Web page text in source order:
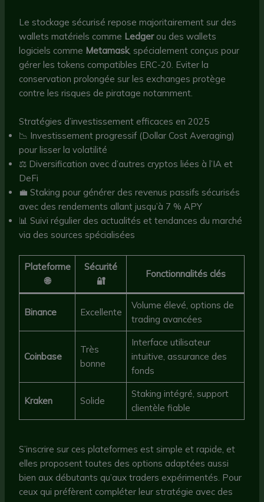
Le stockage sécurisé repose majoritairement sur des
wallets matériels comme Ledgerou des wallets
logiciels comme Metamask, spécialement conçus pour
gérer les tokens compatibles ERC-20. Eviter la
conservation prolongée sur les exchanges protège
contre les risques de piratage notamment.
Stratégies d’investissement efficaces en 2025
📉 Investissement progressif (Dollar Cost Averaging)
pour lisser la volatilité
⚖️ Diversification avec d’autres cryptos liées à l’IA et
DeFi
💼 Staking pour générer des revenus passifs sécurisés
avec des rendements allant jusqu’à 7 % APY
📊 Suivi régulier des actualités et tendances du marché
via des sources spécialisées
Plateforme
🌐
Sécurité
🔐
Fonctionnalités clés
Binance Excellente
Volume élevé, options de
trading avancées
Coinbase
Très
bonne
Interface utilisateur
intuitive, assurance des
fonds
Kraken Solide
Staking intégré, support
clientèle fiable
S’inscrire sur ces plateformes est simple et rapide, et
elles proposent toutes des options adaptées aussi
bien aux débutants qu’aux traders expérimentés. Pour
ceux qui préfèrent compléter leur stratégie avec des